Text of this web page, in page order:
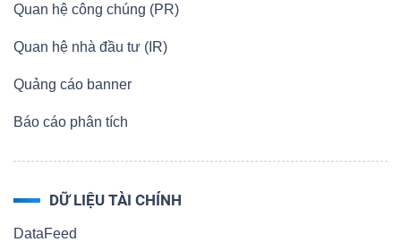
Quan hệ công chúng (PR)
Quan hệ nhà đầu tư (IR)
Quảng cáo banner
Báo cáo phân tích
DỮ LIỆU TÀI CHÍNH
DataFeed
DÙNG
THIẾT